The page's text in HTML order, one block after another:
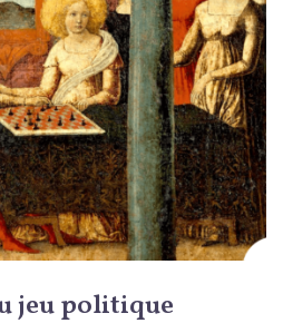
jeu politique